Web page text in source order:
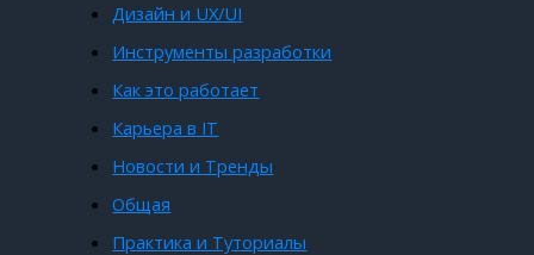
Дизайн и UX/UI
Инструменты разработки
Как это работает
Карьера в IT
Новости и Тренды
Общая
Практика и Туториалы